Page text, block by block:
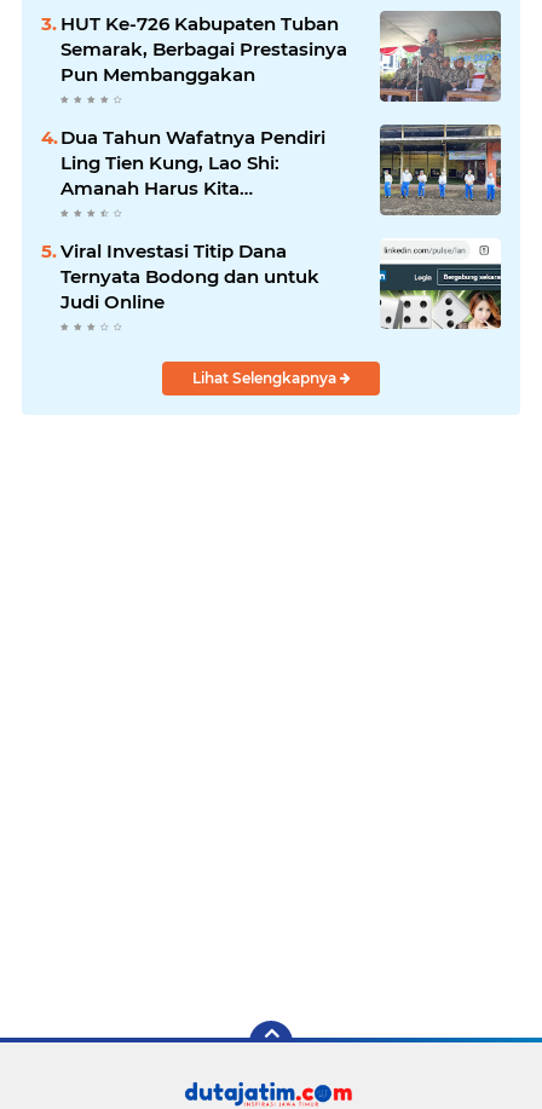
HUT Ke-726 Kabupaten Tuban
Semarak, Berbagai Prestasinya
Pun Membanggakan
Dua Tahun Wafatnya Pendiri
Ling Tien Kung, Lao Shi:
Amanah Harus Kita
Laksanakan!
Viral Investasi Titip Dana
Ternyata Bodong dan untuk
Judi Online
Lihat Selengkapnya